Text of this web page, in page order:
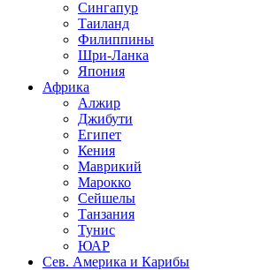
Сингапур
Таиланд
Филиппины
Шри-Ланка
Япония
Африка
Алжир
Джибути
Египет
Кения
Маврикий
Марокко
Сейшелы
Танзания
Тунис
ЮАР
Сев. Америка и Карибы